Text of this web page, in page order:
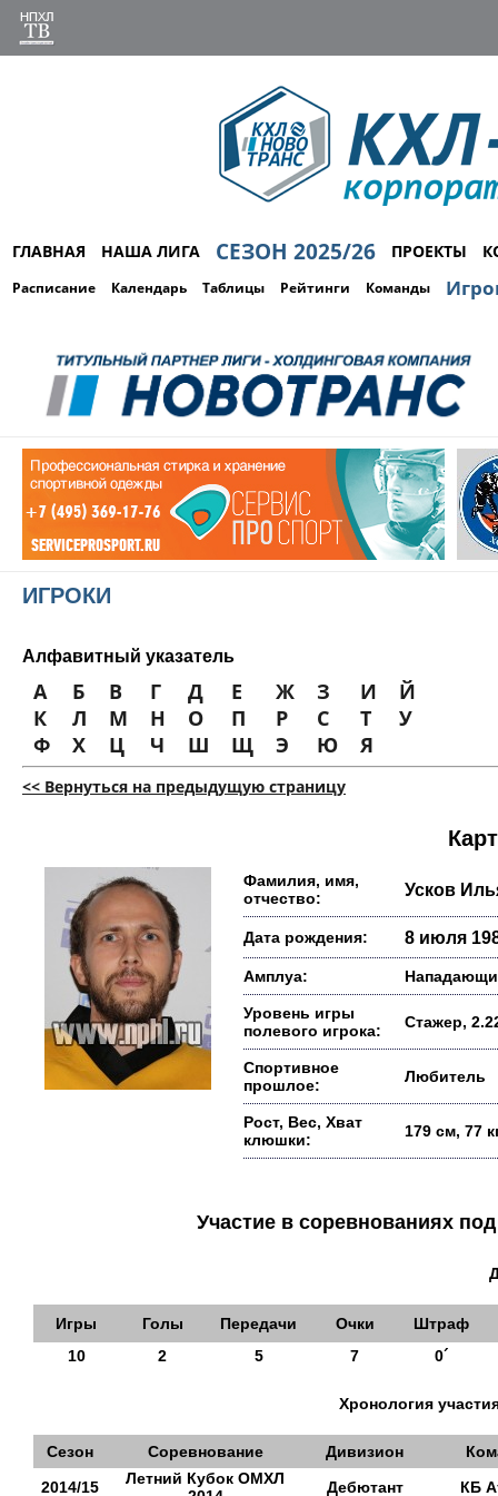
ГЛАВНАЯ НАША ЛИГА СЕЗОН 2025/26 ПРОЕКТЫ
Расписание Календарь Таблицы Рейтинги Команды
ИГРОКИ
Алфавитный указатель
А Б В Г Д Е Ж З И
Й
К
Л М Н О П Р С Т
У
Ф
Х Ц Ч Ш Щ Э Ю Я
<< Вернуться на предыдущую страницу
Фамилия, имя,
отчество:
Усков
Дата рождения: 8 июля
Амплуа:
Уровень игры
полевого игрока:
Стажер,
Спортивное
прошлое:
Любитель
Рост, Вес, Хват
клюшки:
179 см, 77
Участие в соревнованиях
Игры Голы Передачи Очки
Штраф
10
2 5 7 0´
Хронология
Сезон Соревнование Дивизион
2014/15
Летний Кубок ОМХЛ
Дебютант КБ